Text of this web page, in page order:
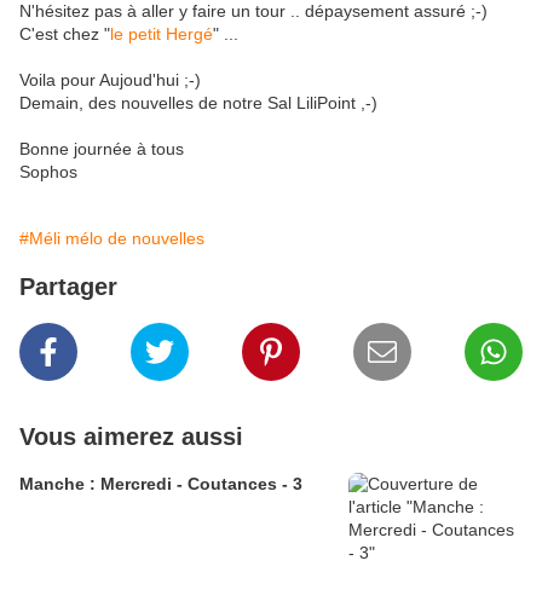
N'hésitez pas à aller y faire un tour .. dépaysement assuré ;-)
C'est chez "le petit Hergé" ...
Voila pour Aujoud'hui ;-)
Demain, des nouvelles de notre Sal LiliPoint ,-)
Bonne journée à tous
Sophos
#Méli mélo de nouvelles
Partager
Vous aimerez aussi
Manche : Mercredi - Coutances - 3